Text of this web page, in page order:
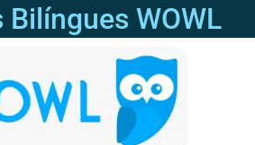
Bilíngues WOWL